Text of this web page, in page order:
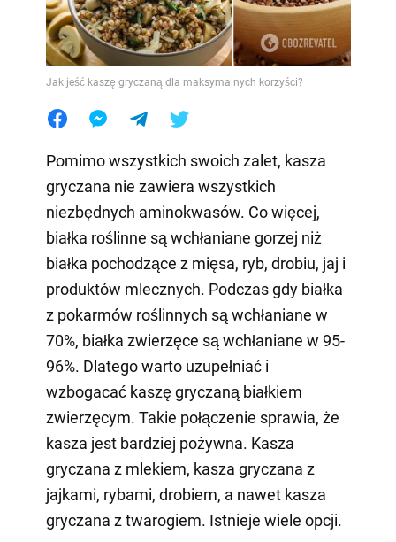
Jak jeść kaszę gryczaną dla maksymalnych korzyści?
Pomimo wszystkich swoich zalet, kasza
gryczana nie zawiera wszystkich
niezbędnych aminokwasów. Co więcej,
białka roślinne są wchłaniane gorzej niż
białka pochodzące z mięsa, ryb, drobiu, jaj i
produktów mlecznych. Podczas gdy białka
z pokarmów roślinnych są wchłaniane w
70%, białka zwierzęce są wchłaniane w 95-
96%. Dlatego warto uzupełniać i
wzbogacać kaszę gryczaną białkiem
zwierzęcym. Takie połączenie sprawia, że
kasza jest bardziej pożywna. Kasza
gryczana z mlekiem, kasza gryczana z
jajkami, rybami, drobiem, a nawet kasza
gryczana z twarogiem. Istnieje wiele opcji.